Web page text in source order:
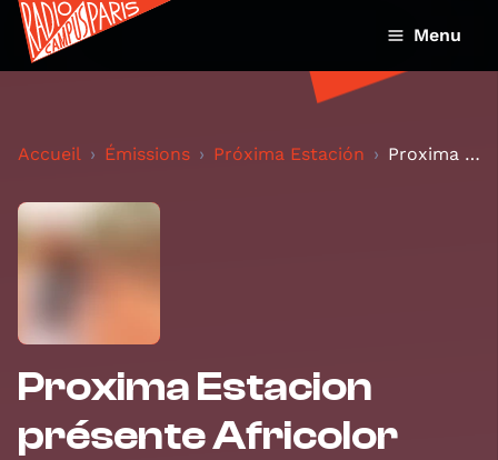
Menu
Accueil Émissions Próxima Estación Proxima Estacion présente Africolor (Festival noma...
Proxima Estacion
présente Africolor